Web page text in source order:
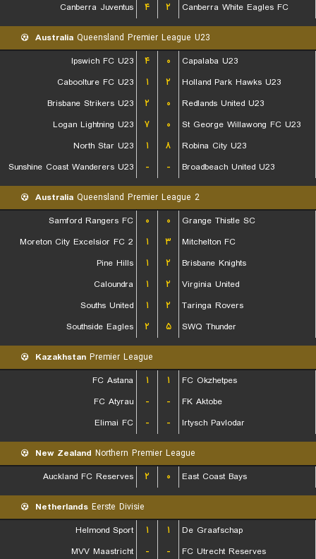
Canberra Juventus
۴ ۲ Canberra White Eagles FC
Australia Queensland Premier League U23
Ipswich FC U23
۴ ۰
Capalaba U23
Caboolture FC U23
۱ ۲
Holland Park Hawks U23
Brisbane Strikers U23
۲ ۰
Redlands United U23
Logan Lightning U23
۷ ۰
St George Willawong FC U23
North Star U23
۱ ۸
Robina City U23
Sunshine Coast Wanderers U23
- - Broadbeach United U23
Australia Queensland Premier League 2
Samford Rangers FC
۰ ۰
Grange Thistle SC
Moreton City Excelsior FC 2
۱ ۳
Mitchelton FC
Pine Hills
۱ ۲
Brisbane Knights
Caloundra
۱ ۲
Virginia United
Souths United
۱ ۲
Taringa Rovers
Southside Eagles
۲ ۵ SWQ Thunder
Kazakhstan Premier League
FC Astana
۱ ۱
FC Okzhetpes
FC Atyrau
- -
FK Aktobe
Elimai FC
- - Irtysch Pavlodar
New Zealand Northern Premier League
Auckland FC Reserves
۲ ۰ East Coast Bays
Netherlands Eerste Divisie
Helmond Sport
۱ ۱
De Graafschap
MVV Maastricht
- - FC Utrecht Reserves